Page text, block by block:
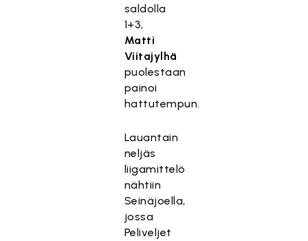
saldolla
1+3,
Matti
Viitajylhä
puolestaan
painoi
hattutempun.
Lauantain
neljäs
liigamittelö
nähtiin
Seinäjoella,
jossa
Peliveljet